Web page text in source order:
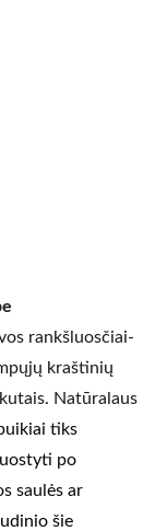
rankšluosčiai-
kraštinių
Natūralaus
tiks
po
saulės ar
šie